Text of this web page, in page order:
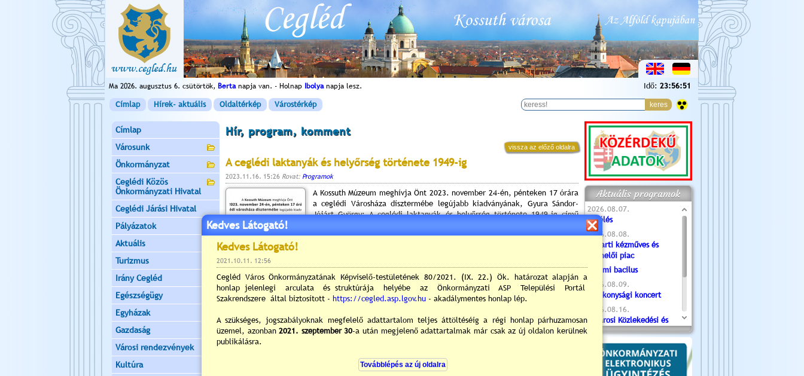
Ma 2026. augusztus 6. csütörtök, Bertanapja van. - Holnap Ibolyanapja lesz. Idő: 23:56:52
Címlap Hírek- aktuális Oldaltérkép Várostérkép
Címlap
Városunk
Önkormányzat
Ceglédi Közös
Önkormányzati Hivatal
Ceglédi Járási Hivatal
Pályázatok
Aktuális
Turizmus
Irány Cegléd
Egészségügy
Egyházak
Gazdaság
Városi rendezvények
Kultúra
Hír, program, komment
vissza az előző oldalra
A ceglédi laktanyák és helyőrség története 1949-ig
2023.11.16. 15:26 Rovat: Programok
A Kossuth Múzeum meghívja Önt 2023. november 24-én, pénteken 17 órára
a ceglédi Városháza dísztermébe legújabb kiadványának, Gyura Sándor-
Jójárt György: A ceglédi laktanyák és helyőrség története 1949-ig című
Aktuális programok
2026.08.07.
Túlélés
2026.08.08.
Tóparti kézműves és
termelői piac
Valami bacilus
2026.08.09.
Jótékonysági koncert
2026.08.16.
Újvárosi Közlekedési és
Sportnap
2026.08.19.
Ceglédi fotóklub kiállítás
2026.08.20.
Kedves Látogató!